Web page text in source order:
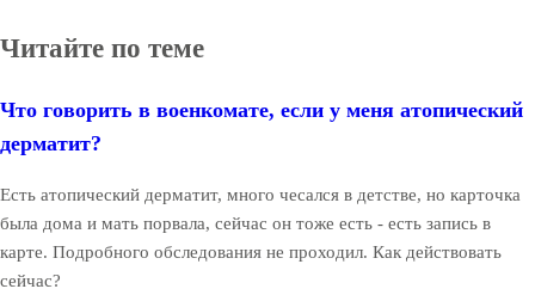
Читайте по теме
Что говорить в военкомате, если у меня атопический
дерматит?
Есть атопический дерматит, много чесался в детстве, но карточка
была дома и мать порвала, сейчас он тоже есть - есть запись в
карте. Подробного обследования не проходил. Как действовать
сейчас?